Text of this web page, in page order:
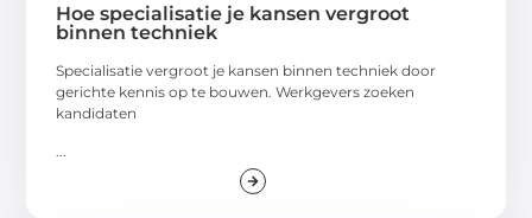
Hoe specialisatie je kansen vergroot
binnen techniek
Specialisatie vergroot je kansen binnen techniek door
gerichte kennis op te bouwen. Werkgevers zoeken
kandidaten
...